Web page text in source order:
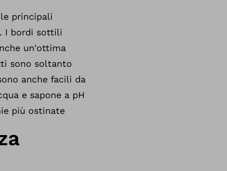
principali
I bordi sottili
un'ottima
sono soltanto
anche facili da
e sapone a pH
più ostinate